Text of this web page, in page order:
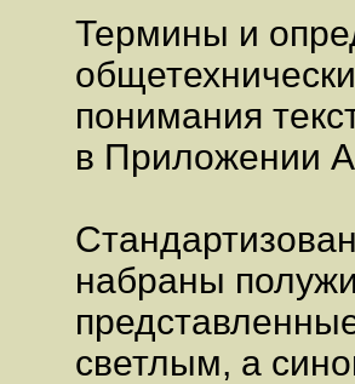
Термины и
понимания
в Приложении
набраны
светлым, а